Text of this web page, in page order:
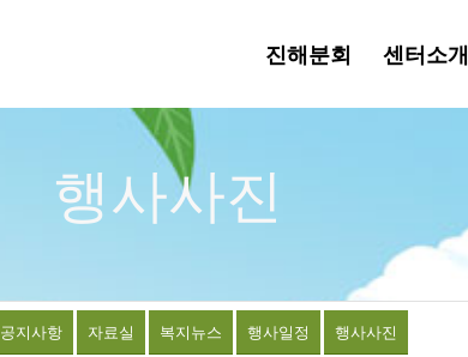
진해분회 센터소개
행사사진
공지사항 자료실 복지뉴스 행사일정 행사사진